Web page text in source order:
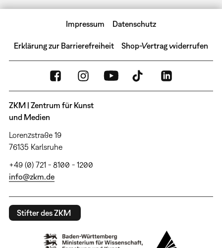
Impressum Datenschutz
Erklärung zur Barrierefreiheit Shop-Vertrag widerrufen
ZKM | Zentrum für Kunst
und Medien
Lorenzstraße 19
76135 Karlsruhe
+49 (0) 721 - 8100 - 1200
info@zkm.de
Stifter des ZKM